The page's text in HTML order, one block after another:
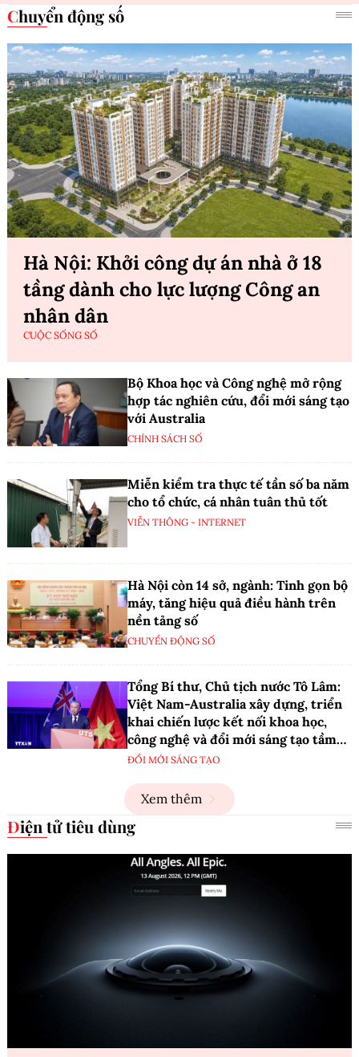
Chuyển động số
Hà Nội: Khởi công dự án nhà ở 18
tầng dành cho lực lượng Công an
nhân dân
CUỘC SỐNG SỐ
Bộ Khoa học và Công nghệ mở rộng
hợp tác nghiên cứu, đổi mới sáng tạo
với Australia
CHÍNH SÁCH SỐ
Miễn kiểm tra thực tế tần số ba năm
cho tổ chức, cá nhân tuân thủ tốt
VIỄN THÔNG - INTERNET
Hà Nội còn 14 sở, ngành: Tinh gọn bộ
máy, tăng hiệu quả điều hành trên
nền tảng số
CHUYỂN ĐỘNG SỐ
Tổng Bí thư, Chủ tịch nước Tô Lâm:
Việt Nam-Australia xây dựng, triển
khai chiến lược kết nối khoa học,
công nghệ và đổi mới sáng tạo tầm
nhìn dài hạn
ĐỔI MỚI SÁNG TẠO
Xem thêm
Điện tử tiêu dùng